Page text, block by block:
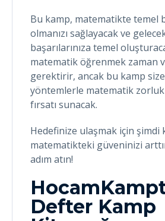
Bu kamp, matematikte temel
olmanızı sağlayacak ve
başarılarınıza temel
matematik öğrenmek zaman
gerektirir, ancak bu kamp
yöntemlerle matematik
fırsatı sunacak.
Hedefinize ulaşmak için şimdi
matematikteki güveninizi
adım atın!
Defter Kamp